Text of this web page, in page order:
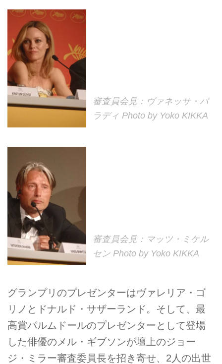
審査員会見：ヴァネッサ・パ
ラディ Photo by Yoko KIKKA
審査員会見：マッツ・ミケル
セン Photo by Yoko KIKKA
グランプリのプレゼンターはヴァレリア・ゴ
リノとドナルド・サザーランド。そして、最
高賞パルムドールのプレゼンターとして登場
した俳優のメル・ギブソンが壇上のジョー
ジ・ミラー審査委員長を招き寄せ、2人の出世